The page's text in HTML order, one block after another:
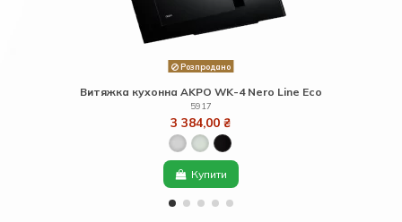
Розпродано
Витяжка кухонна AKPO WK-4 Nero Line Eco
5917
3 384,00 ₴
Купити